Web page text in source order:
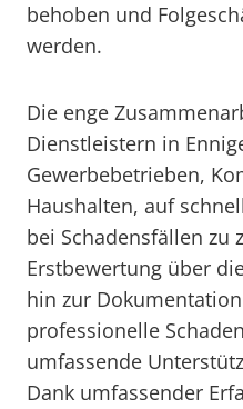
behoben und
werden.
Die enge
Dienstleistern in
Gewerbebetrieben,
Haushalten, auf
bei Schadensfällen zu
Erstbewertung über
hin zur
professionelle
umfassende
Dank umfassender